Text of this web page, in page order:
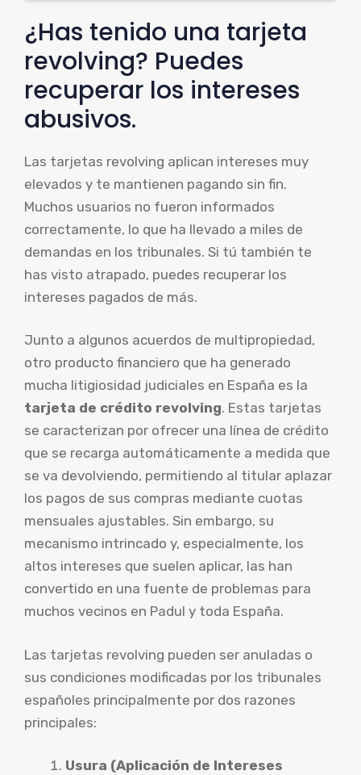
¿Has tenido una tarjeta
revolving? Puedes
recuperar los intereses
abusivos.
Las tarjetas revolving aplican intereses muy
elevados y te mantienen pagando sin fin.
Muchos usuarios no fueron informados
correctamente, lo que ha llevado a miles de
demandas en los tribunales. Si tú también te
has visto atrapado, puedes recuperar los
intereses pagados de más.
Junto a algunos acuerdos de multipropiedad,
otro producto financiero que ha generado
mucha litigiosidad judiciales en España es la
tarjeta de crédito revolving. Estas tarjetas
se caracterizan por ofrecer una línea de crédito
que se recarga automáticamente a medida que
se va devolviendo, permitiendo al titular aplazar
los pagos de sus compras mediante cuotas
mensuales ajustables. Sin embargo, su
mecanismo intrincado y, especialmente, los
altos intereses que suelen aplicar, las han
convertido en una fuente de problemas para
muchos vecinos en Padul y toda España.
Las tarjetas revolving pueden ser anuladas o
sus condiciones modificadas por los tribunales
españoles principalmente por dos razones
principales:
Usura (Aplicación de Intereses